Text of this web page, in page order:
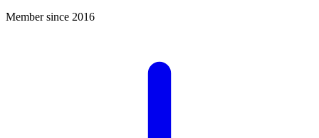
Member since 2016